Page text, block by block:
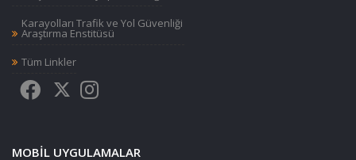
Karayolları Trafik ve Yol Güvenliği
Araştırma Enstitüsü
Tüm Linkler
MOBIL UYGULAMALAR